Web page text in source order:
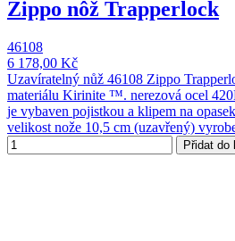
Zippo nôž Trapperlock
46108
6 178,00 Kč
Uzavíratelný nůž 46108 Zippo
materiálu Kirinite ™. nerezová ocel
je vybaven pojistkou a klipem na
velikost nože 10,5 cm (uzavřený)
Přidat do